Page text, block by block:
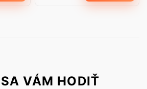
VÁM HODIŤ